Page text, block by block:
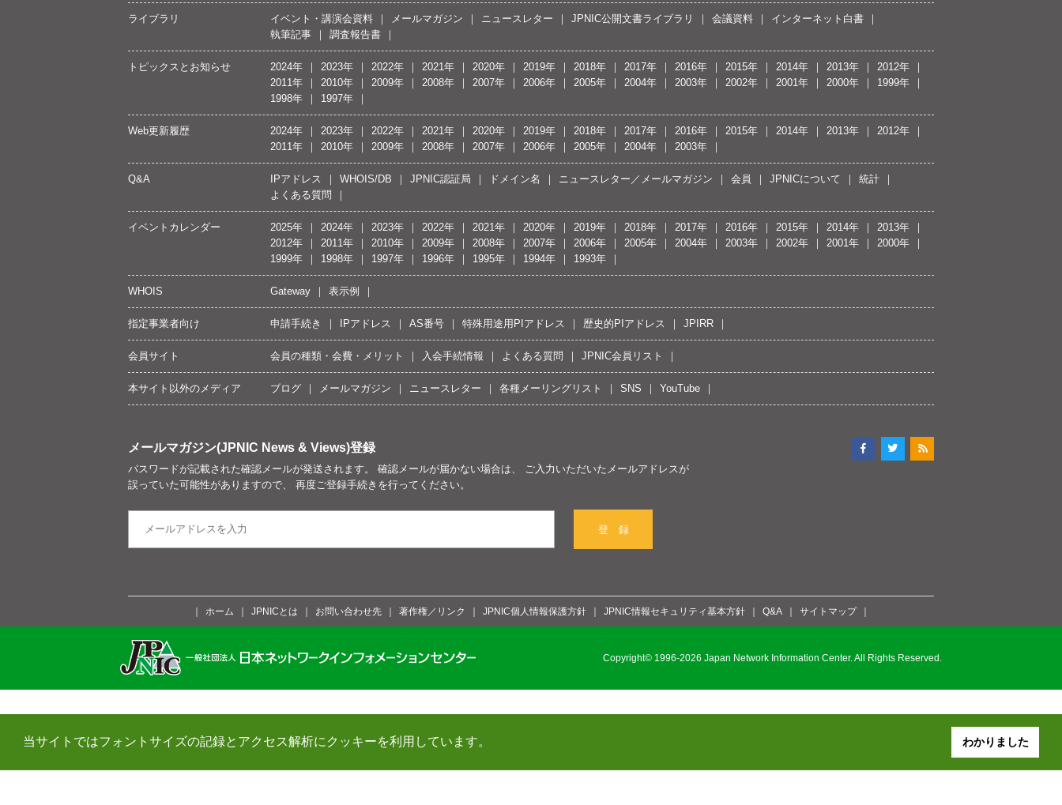
当サイトではフォントサイズの記録とアクセス解析にクッキーを利用しています。 わかりました
ライブラリ イベント・講演会資料 メールマガジン ニュースレター JPNIC公開文書ライブラリ 会議資料
インターネット白書
執筆記事
調査報告書
トピックスとお知らせ 2024年 2023年 2022年 2021年 2020年 2019年 2018年 2017年 2016年 2015年 2014年 2013年
2012年
2011年
2010年 2009年 2008年 2007年 2006年 2005年 2004年 2003年 2002年 2001年 2000年
1999年
1998年
1997年
Web更新履歴 2024年 2023年 2022年 2021年 2020年 2019年 2018年 2017年 2016年 2015年 2014年 2013年
2012年
2011年
2010年 2009年 2008年 2007年 2006年 2005年 2004年 2003年
Q&A IPアドレス WHOIS/DB JPNIC認証局 ドメイン名 ニュースレター／メールマガジン 会員 JPNICについて
統計
よくある質問
イベントカレンダー 2025年 2024年 2023年 2022年 2021年 2020年 2019年 2018年 2017年 2016年 2015年 2014年
2013年
2012年
2011年 2010年 2009年 2008年 2007年 2006年 2005年 2004年 2003年 2002年 2001年
2000年
1999年
1998年 1997年 1996年 1995年 1994年 1993年
WHOIS Gateway 表示例
指定事業者向け 申請手続き IPアドレス AS番号 特殊用途用PIアドレス 歴史的PIアドレス JPIRR
会員サイト 会員の種類・会費・メリット 入会手続情報 よくある質問 JPNIC会員リスト
本サイト以外のメディア ブログ メールマガジン ニュースレター 各種メーリングリスト SNS YouTube
メールマガジン(JPNIC News & Views)登録
パスワードが記載された確認メールが発送されます。 確認メールが届かない場合は、 ご入力いただいたメールアドレスが
誤っていた可能性がありますので、 再度ご登録手続きを行ってください。
登 録
ホーム JPNICとは お問い合わせ先 著作権／リンク JPNIC個人情報保護方針 JPNIC情報セキュリティ基本方針 Q&A サイトマップ
Copyright© 1996-2026 Japan Network Information Center. All Rights Reserved.